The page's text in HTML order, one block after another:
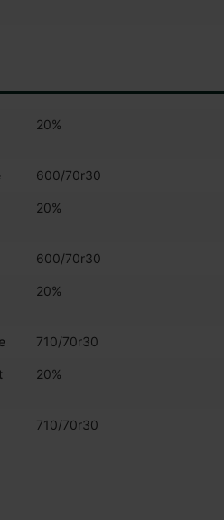
20%
600/70r30
20%
600/70r30
20%
710/70r30
20%
710/70r30